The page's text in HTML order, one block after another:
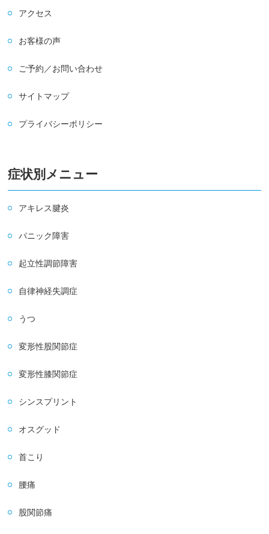
アクセス
お客様の声
ご予約／お問い合わせ
サイトマップ
プライバシーポリシー
症状別メニュー
アキレス腱炎
パニック障害
起立性調節障害
自律神経失調症
うつ
変形性股関節症
変形性膝関節症
シンスプリント
オスグッド
首こり
腰痛
股関節痛